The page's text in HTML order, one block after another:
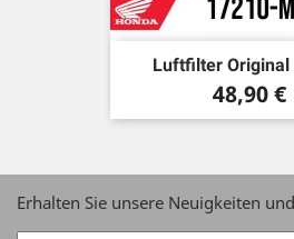
Luftfilter Original
Preis
48,90 €
Erhalten Sie unsere Neuigkeiten